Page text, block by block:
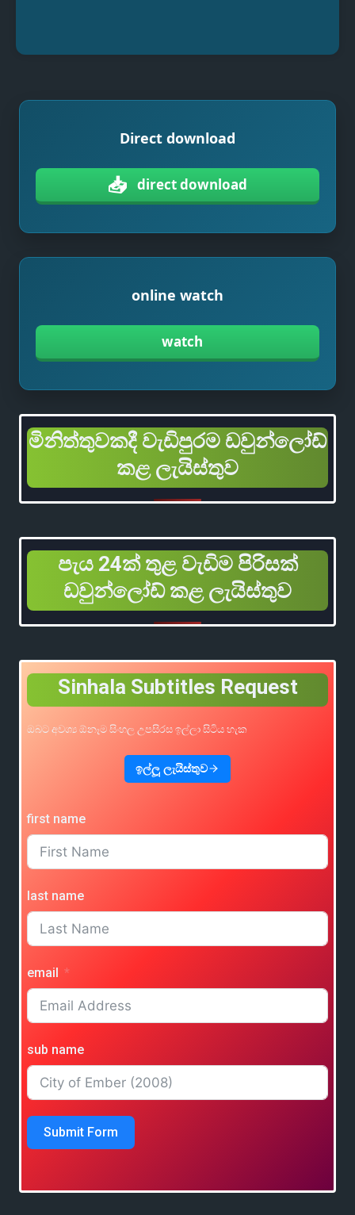
Direct download
📥 direct download
online watch
watch
මිනිත්තුවකදී වැඩිපුරම ඩවුන්ලෝඩ්
කළ ලැයිස්තුව
පැය 24ක් තුළ වැඩිම පිරිසක්
ඩවුන්ලෝඩ් කළ ලැයිස්තුව
Sinhala Subtitles Request
ඔබට අවශ්‍ය ඕනෑම සිංහල උපසිරස ඉල්ලා සිටිය හැක
ඉල්ලූ ලැයිස්තුව
first name
last name
email
sub name
Submit Form